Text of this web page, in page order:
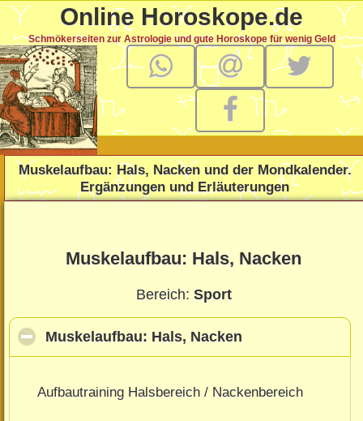
Online Horoskope.de
Schmökerseiten zur Astrologie und gute Horoskope für wenig Geld
Muskelaufbau: Hals, Nacken und der Mondkalender.
Ergänzungen und Erläuterungen
Muskelaufbau: Hals, Nacken
Bereich: Sport
Muskelaufbau: Hals, Nacken
Aufbautraining Halsbereich / Nackenbereich